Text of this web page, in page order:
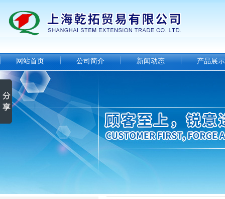
网站首页 公司简介 新闻动态 产品展示